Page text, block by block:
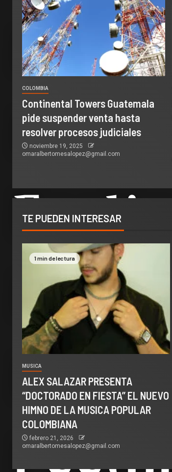
COLOMBIA
Continental Towers Guatemala
pide suspender venta hasta
resolver procesos judiciales
noviembre 19, 2025
omaralbertomesalopez@gmail.com
TE PUEDEN INTERESAR
1 min de lectura
MUSICA
ALEX SALAZAR PRESENTA
“DOCTORADO EN FIESTA” EL NUEVO
HIMNO DE LA MUSICA POPULAR
COLOMBIANA
febrero 21, 2026
omaralbertomesalopez@gmail.com